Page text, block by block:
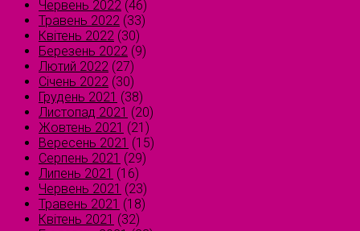
Червень 2022 (46)
Травень 2022 (33)
Квітень 2022 (30)
Березень 2022 (9)
Лютий 2022 (27)
Січень 2022 (30)
Грудень 2021 (38)
Листопад 2021 (20)
Жовтень 2021 (21)
Вересень 2021 (15)
Серпень 2021 (29)
Липень 2021 (16)
Червень 2021 (23)
Травень 2021 (18)
Квітень 2021 (32)